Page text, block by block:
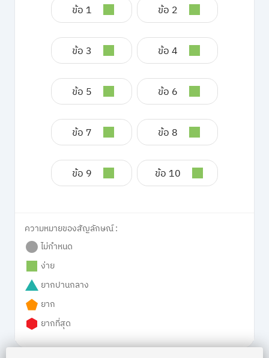
ข้อ 1 ข้อ 2
ข้อ 3 ข้อ 4
ข้อ 5 ข้อ 6
ข้อ 7 ข้อ 8
ข้อ 9 ข้อ 10
ความหมายของสัญลักษณ์ :
ไม่กำหนด
ง่าย
ยากปานกลาง
ยาก
ยากที่สุด